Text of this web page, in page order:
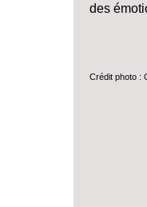
des
Crédit photo :